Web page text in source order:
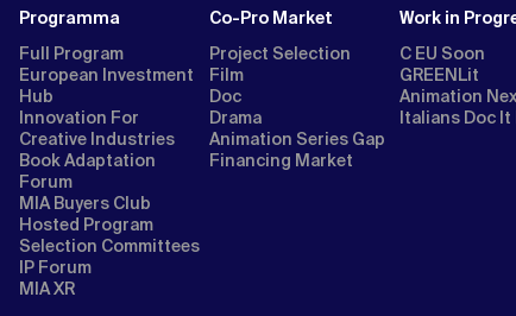
Programma
Full Program
European Investment
Hub
Innovation For
Creative Industries
Book Adaptation
Forum
MIA Buyers Club
Hosted Program
Selection Committees
IP Forum
MIA XR
Co-Pro Market
Project Selection
Film
Doc
Drama
Animation Series Gap
Financing Market
Work in
C EU Soon
GREENLit
Animation
Italians Doc It